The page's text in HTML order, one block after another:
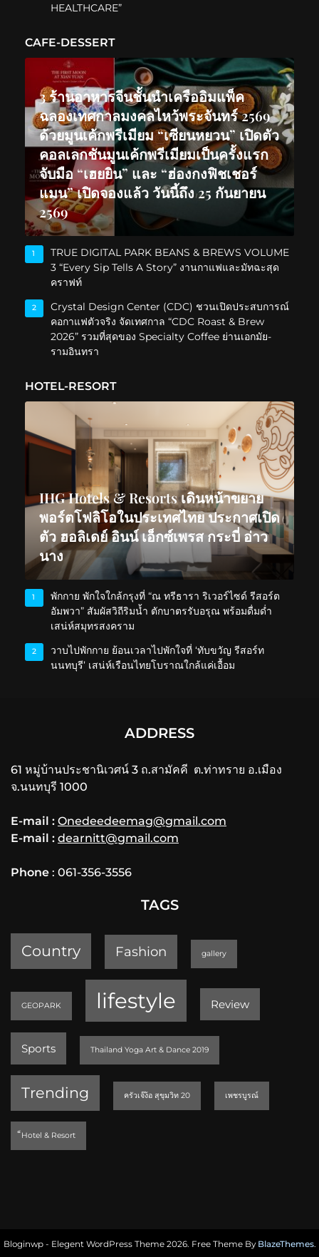
HEALTHCARE”
CAFE-DESSERT
3 ร้านอาหารจีนชั้นนำเครืออิมแพ็ค
ฉลองเทศกาลมงคลไหว้พระจันทร์ 2569
ด้วยมูนเค้กพรีเมียม “เซียนหยวน” เปิดตัว
คอลเลกชันมูนเค้กพรีเมียมเป็นครั้งแรก
จับมือ “เฮยยิน” และ “ฮ่องกงฟิชเชอร์
แมน” เปิดจองแล้ว วันนี้ถึง 25 กันยายน
2569
1
TRUE DIGITAL PARK BEANS & BREWS VOLUME
3 “Every Sip Tells A Story” งานกาแฟและมัทฉะสุด
คราฟท์
2
Crystal Design Center (CDC) ชวนเปิดประสบการณ์
คอกาแฟตัวจริง จัดเทศกาล “CDC Roast & Brew
2026” รวมที่สุดของ Specialty Coffee ย่านเอกมัย-
รามอินทรา
HOTEL-RESORT
IHG Hotels & Resorts เดินหน้าขยาย
พอร์ตโฟลิโอในประเทศไทย ประกาศเปิด
ตัว ฮอลิเดย์ อินน์ เอ็กซ์เพรส กระบี่ อ่าว
นาง
1
พักกาย พักใจใกล้กรุงที่ “ณ ทรีธารา ริเวอร์ไซด์ รีสอร์ต
อัมพวา” สัมผัสวิถีริมน้ำ ตักบาตรรับอรุณ พร้อมดื่มด่ำ
เสน่ห์สมุทรสงคราม
2
วาบไปพักกาย ย้อนเวลาไปพักใจที่ ‘ทับขวัญ รีสอร์ท
นนทบุรี’ เสน่ห์เรือนไทยโบราณใกล้แค่เอื้อม
ADDRESS
61 หมู่บ้านประชานิเวศน์ 3 ถ.สามัคคี ต.ท่าทราย อ.เมือง
จ.นนทบุรี 1000
E-mail : Onedeedeemag@gmail.com
E-mail : dearnitt@gmail.com
Phone : 061-356-3556
TAGS
Country Fashion gallery
GEOPARK lifestyle Review
Sports Thailand Yoga Art & Dance 2019
Trending ครัวเจ๊ง้อ สุขุมวิท 20 เพชรบูรณ์
็Hotel & Resort
Bloginwp - Elegent WordPress Theme 2026. Free Theme By BlazeThemes.